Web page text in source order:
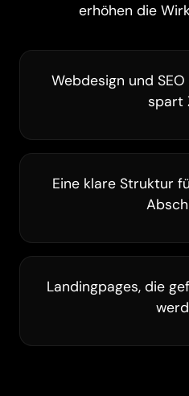
erhöhen die
Webdesign und
spart
Eine klare Struktur
Landingpages, die